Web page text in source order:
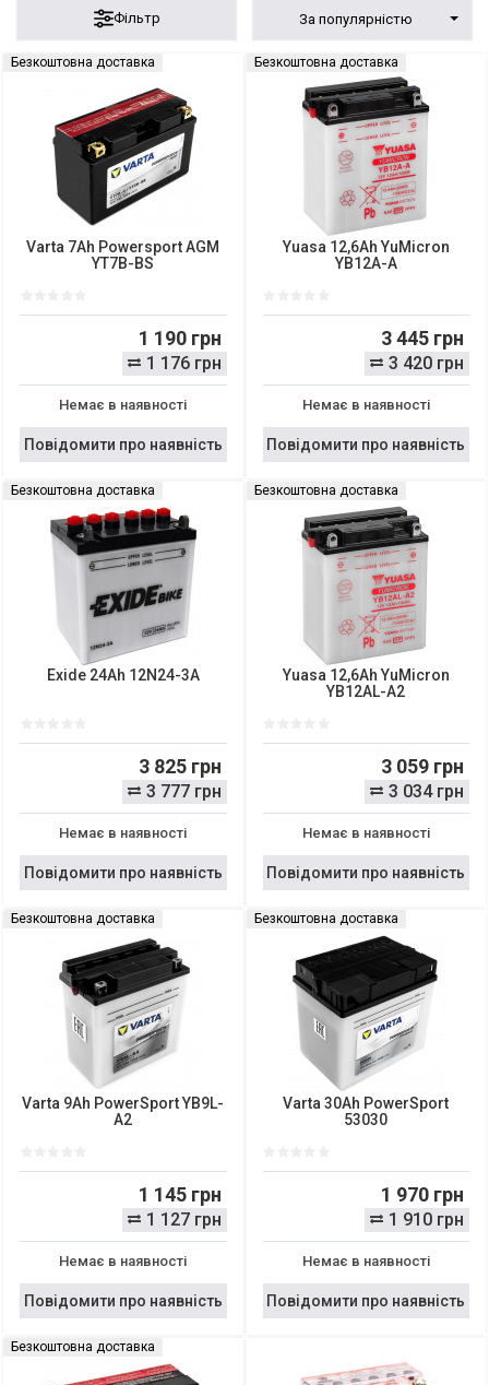
Фільтр За популярністю
Безкоштовна доставка
Varta 7Ah Powersport AGM
YT7B-BS
1 190 грн
1 176 грн
Немає в наявності
Повідомити про наявність
Безкоштовна доставка
Yuasa 12,6Ah YuMicron
YB12A-A
3 445 грн
3 420 грн
Немає в наявності
Повідомити про наявність
Безкоштовна доставка
Exide 24Ah 12N24-3A
3 825 грн
3 777 грн
Немає в наявності
Повідомити про наявність
Безкоштовна доставка
Yuasa 12,6Ah YuMicron
YB12AL-A2
3 059 грн
3 034 грн
Немає в наявності
Повідомити про наявність
Безкоштовна доставка
Varta 9Ah PowerSport YB9L-
A2
1 145 грн
1 127 грн
Немає в наявності
Повідомити про наявність
Безкоштовна доставка
Varta 30Ah PowerSport
53030
1 970 грн
1 910 грн
Немає в наявності
Повідомити про наявність
Безкоштовна доставка